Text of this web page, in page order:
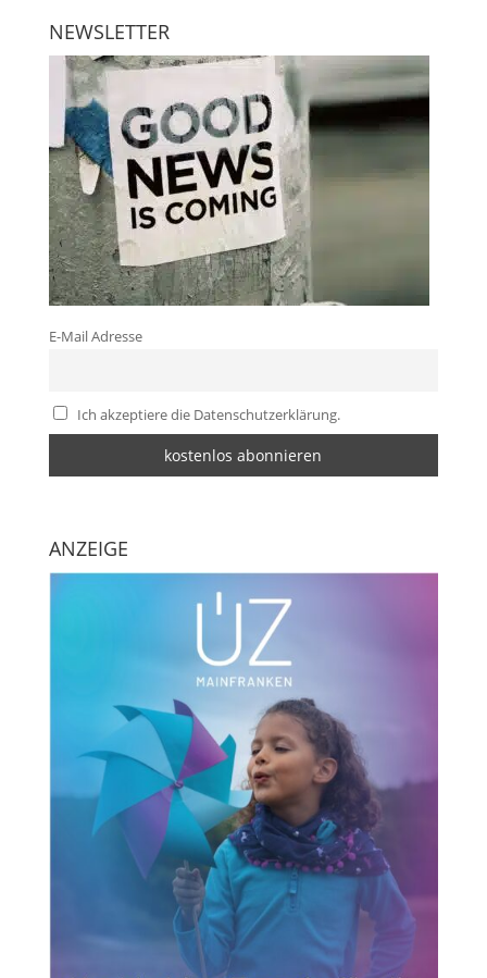
NEWSLETTER
E-Mail Adresse
Ich akzeptiere die Datenschutzerklärung.
ANZEIGE